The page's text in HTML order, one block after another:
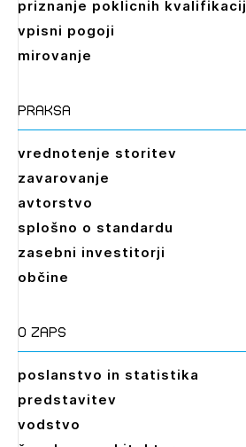
priznanje poklicnih kvalifikacij
vpisni pogoji
mirovanje
praksa
vrednotenje storitev
zavarovanje
avtorstvo
splošno o standardu
zasebni investitorji
občine
O zaps
poslanstvo in statistika
predstavitev
vodstvo